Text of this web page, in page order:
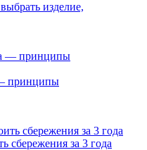
изделие,
принципы
сбережения за 3 года